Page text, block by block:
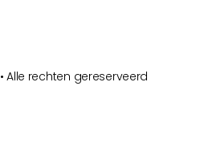
• Alle rechten gereserveerd